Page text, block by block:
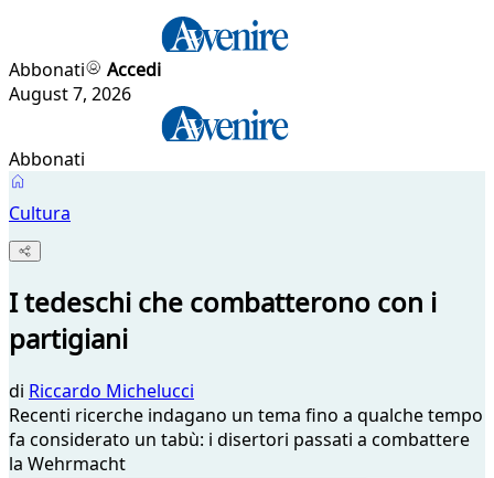
Abbonati
Accedi
August 7, 2026
Abbonati
Cultura
I tedeschi che combatterono con i
partigiani
di Riccardo Michelucci
Recenti ricerche indagano un tema fino a qualche tempo
fa considerato un tabù: i disertori passati a combattere
la Wehrmacht